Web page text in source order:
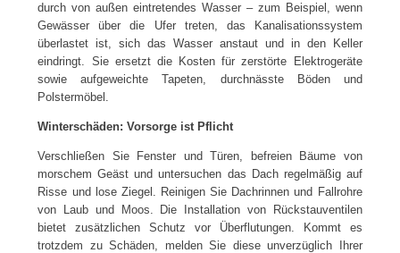
durch von außen eintretendes Wasser – zum Beispiel, wenn
Gewässer über die Ufer treten, das Kanalisationssystem
überlastet ist, sich das Wasser anstaut und in den Keller
eindringt. Sie ersetzt die Kosten für zerstörte Elektrogeräte
sowie aufgeweichte Tapeten, durchnässte Böden und
Polstermöbel.
Winterschäden: Vorsorge ist Pflicht
Verschließen Sie Fenster und Türen, befreien Bäume von
morschem Geäst und untersuchen das Dach regelmäßig auf
Risse und lose Ziegel. Reinigen Sie Dachrinnen und Fallrohre
von Laub und Moos. Die Installation von Rückstauventilen
bietet zusätzlichen Schutz vor Überflutungen. Kommt es
trotzdem zu Schäden, melden Sie diese unverzüglich Ihrer